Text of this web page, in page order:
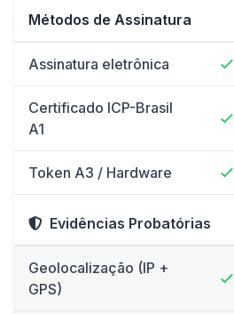
Métodos de Assinatura
Assinatura eletrônica
Certificado ICP-Brasil
A1
Token A3 / Hardware
Evidências Probatórias
Geolocalização (IP +
GPS)